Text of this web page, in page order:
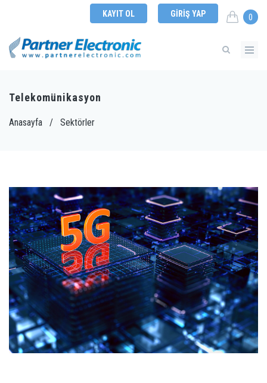
KAYIT OL GIRIŞ YAP 0
Telekomünikasyon
Anasayfa / Sektörler